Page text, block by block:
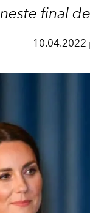
neste final
10.04.2022